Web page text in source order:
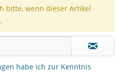
bitte, wenn dieser Artikel
habe ich zur Kenntnis